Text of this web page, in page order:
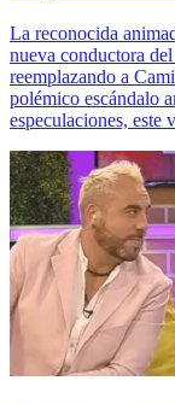
La reconocida
nueva conductora
reemplazando a
polémico escándalo
especulaciones, este